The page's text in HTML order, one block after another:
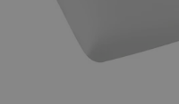
Niezbędne